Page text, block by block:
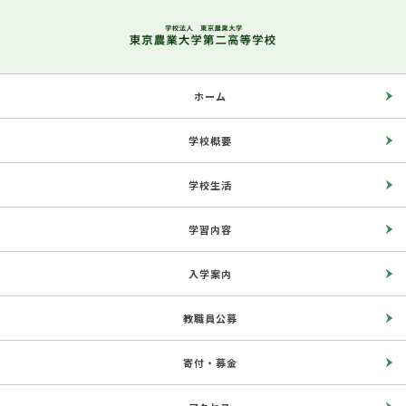
ホーム
学校概要
学校生活
学習内容
入学案内
教職員公募
寄付・募金